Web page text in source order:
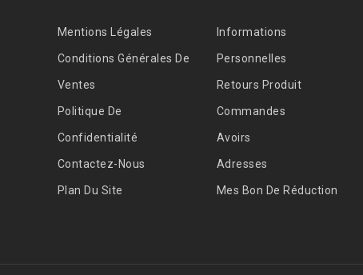
Mentions Légales
Conditions Générales De
Ventes
Politique De
Confidentialité
Contactez-Nous
Plan Du Site
Informations
Personnelles
Retours Produit
Commandes
Avoirs
Adresses
Mes Bon De Réduction